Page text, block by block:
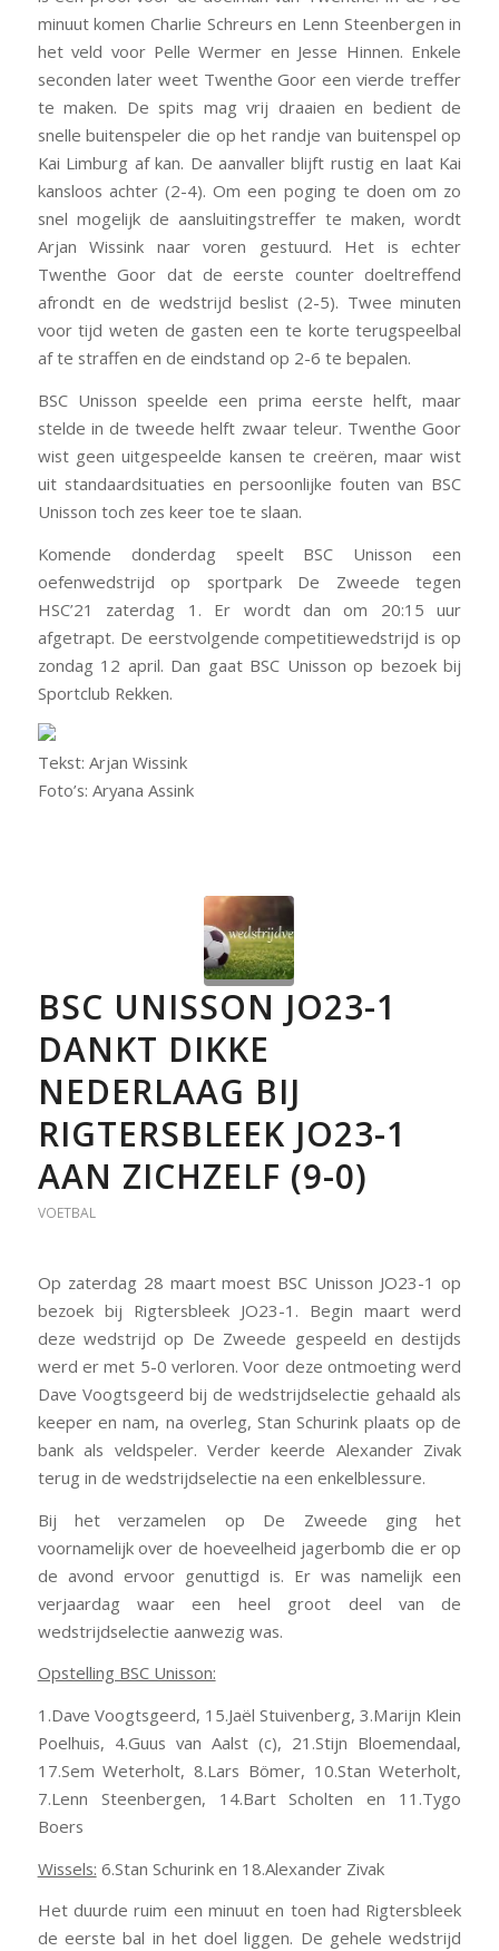
minuut komen Charlie Schreurs en Lenn Steenbergen in
het veld voor Pelle Wermer en Jesse Hinnen. Enkele
seconden later weet Twenthe Goor een vierde treffer
te maken. De spits mag vrij draaien en bedient de
snelle buitenspeler die op het randje van buitenspel op
Kai Limburg af kan. De aanvaller blijft rustig en laat Kai
kansloos achter (2-4). Om een poging te doen om zo
snel mogelijk de aansluitingstreffer te maken, wordt
Arjan Wissink naar voren gestuurd. Het is echter
Twenthe Goor dat de eerste counter doeltreffend
afrondt en de wedstrijd beslist (2-5). Twee minuten
voor tijd weten de gasten een te korte terugspeelbal
af te straffen en de eindstand op 2-6 te bepalen.
BSC Unisson speelde een prima eerste helft, maar
stelde in de tweede helft zwaar teleur. Twenthe Goor
wist geen uitgespeelde kansen te creëren, maar wist
uit standaardsituaties en persoonlijke fouten van BSC
Unisson toch zes keer toe te slaan.
Komende donderdag speelt BSC Unisson een
oefenwedstrijd op sportpark De Zweede tegen
HSC’21 zaterdag 1 . Er wordt danom 20:15 uur
afgetrapt. De eerstvolgende competitiewedstrijd isop
zondag 12 april. Dan gaat BSC Unisson op bezoek bij
Sportclub Rekken.
Tekst: Arjan Wissink
Foto’s: Aryana Assink
BSC UNISSON JO23-1
DANKT DIKKE
NEDERLAAG BIJ
RIGTERSBLEEK JO23-1
AAN ZICHZELF (9-0)
VOETBAL
Op zaterdag 28 maart moest BSC Unisson JO23-1 op
bezoek bij Rigtersbleek JO23-1. Begin maart werd
deze wedstrijd op De Zweede gespeeld en destijds
werd er met 5-0 verloren. Voor deze ontmoeting werd
Dave Voogtsgeerd bij de wedstrijdselectie gehaald als
keeper en nam, na overleg, Stan Schurink plaats op de
bank als veldspeler. Verder keerde Alexander Zivak
terug in de wedstrijdselectie na een enkelblessure.
Bij het verzamelen op De Zweede ging het
voornamelijk over de hoeveelheid jagerbomb die er op
de avond ervoor genuttigd is. Er was namelijk een
verjaardag waar een heel groot deel van de
wedstrijdselectie aanwezig was.
Opstelling BSC Unisson:
1.Dave Voogtsgeerd, 15.Jaël Stuivenberg, 3.Marijn Klein
Poelhuis, 4.Guus van Aalst (c), 21.Stijn Bloemendaal,
17.Sem Weterholt, 8.Lars Bömer, 10.Stan Weterholt,
7.Lenn Steenbergen, 14.Bart Scholten en 11.Tygo
Boers
Wissels: 6.Stan Schurink en 18.Alexander Zivak
Het duurde ruim een minuut en toen had Rigtersbleek
de eerste bal in het doel liggen. De gehele wedstrijd